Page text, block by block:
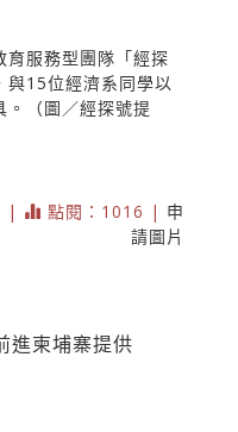
育服務型團隊「經探
與15位經濟系同學以
。（圖／經探號提
| 點閱：1016 | 申
請圖片
進柬埔寨提供